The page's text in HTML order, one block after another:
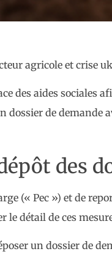
des aides sociales
dossier de
des
(« Pec ») et de
le détail de ces
un dossier de